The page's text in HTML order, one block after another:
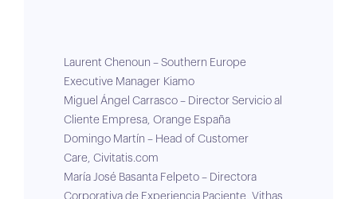
Laurent Chenoun – Southern Europe
Executive Manager Kiamo
Miguel Ángel Carrasco – Director Servicio al
Cliente Empresa, Orange España
Domingo Martín – Head of Customer
Care, Civitatis.com
María José Basanta Felpeto – Directora
Corporativa de Experiencia Paciente, Vithas